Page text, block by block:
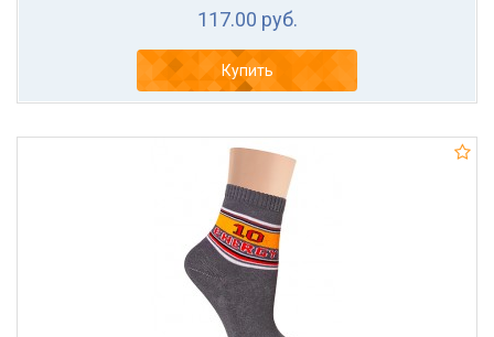
117.00 руб.
Купить